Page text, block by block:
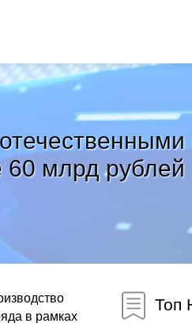
60 млрд рублей
в рамках
Топ